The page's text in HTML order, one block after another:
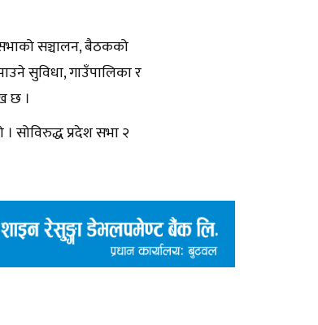
सञ्चालन, बैठकको
सुविधा, गाउँपालिका र
छ ।
। सोविरुद्ध प्रदेश सभा २